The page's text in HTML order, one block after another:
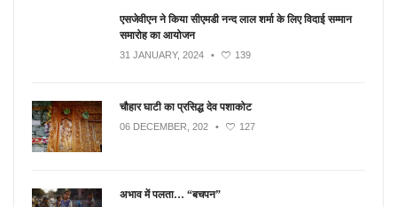
एसजेवीएन ने किया सीएमडी नन्‍द लाल शर्मा के लिए विदाई सम्मान
समारोह का आयोजन
31 JANUARY, 2024 • 139
चौहार घाटी का प्रसिद्ध देव पशाकोट
06 DECEMBER, 202 • 127
अभाव में पलता… “बचपन”